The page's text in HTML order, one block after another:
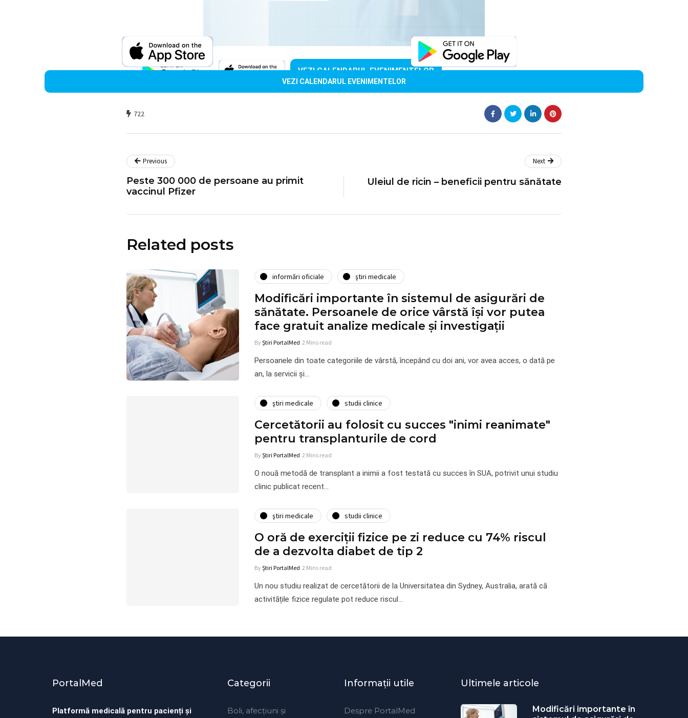
VEZI CALENDARUL EVENIMENTELOR
VEZI CALENDARUL EVENIMENTELOR
722
Previous
Peste 300 000 de persoane au primit
vaccinul Pfizer
Next
Uleiul de ricin – beneficii pentru sănătate
Related posts
informări oficiale ştiri medicale
Modificări importante în sistemul de asigurări de
sănătate. Persoanele de orice vârstă își vor putea
face gratuit analize medicale şi investigaţii
ByȘtiri PortalMed 2 Mins read
Persoanele din toate categoriile de vârstă, începând cu doi ani, vor avea acces, o dată pe
an, la servicii şi…
ştiri medicale studii clinice
Cercetătorii au folosit cu succes "inimi reanimate"
pentru transplanturile de cord
ByȘtiri PortalMed 2 Mins read
O nouă metodă de transplant a inimii a fost testată cu succes în SUA, potrivit unui studiu
clinic publicat recent…
ştiri medicale studii clinice
O oră de exerciții fizice pe zi reduce cu 74% riscul
de a dezvolta diabet de tip 2
ByȘtiri PortalMed 2 Mins read
Un nou studiu realizat de cercetătorii de la Universitatea din Sydney, Australia, arată că
activitățile fizice regulate pot reduce riscul…
PortalMed
Platformă medicală pentru pacienți și
Categorii
Boli, afecțiuni și
Informaţii utile
Despre PortalMed
Ultimele articole
Modificări importante în